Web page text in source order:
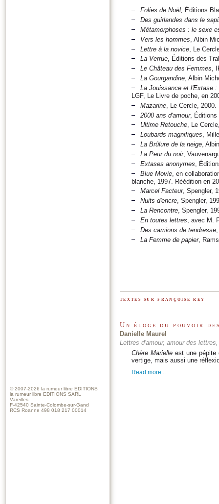
Folies de Noël, Éditions
Des guirlandes dans le
Métamorphoses : le sexe
Vers les hommes , Albin
Lettre à la novice , Le
La Verrue, Éditions des
Le Château des Femmes,
La Gourgandine, Albin
La Jouissance et l'Extase
LGF, Le Livre de poche, en
Mazarine , Le Cercle, 2000.
2000 ans d'amour, Éditions
Ultime Retouche, Le
Loubards magnifiques,
La Brûlure de la neige,
La Peur du noir,
Extases anonymes ,
Blue Movie , en
blanche, 1997. Réédition en
Marcel Facteur, Spengler,
Nuits d'encre, Spengler,
La Rencontre, Spengler,
En toutes lettres , avec M.
Des camions de tendresse
La Femme de papier,
textes sur françoise rey
Un éloge du pouvoir
Danielle Maurel
Lettres d'amour, amour des
Chère Marielle est une pépite
vertige, mais aussi une
Read more...
© 2007-2026 la rumeur libre EDITIONS
la rumeur libre EDITIONS SARL
Vareilles
F-42540 Sainte-Colombe-sur-Gand
RCS Roanne 498 018 217 00014